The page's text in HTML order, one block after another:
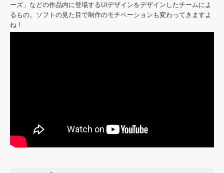
ーズ」などの作品内に登場するUIデザインをデザインしたチームによ
るもの。ソフトの見た目で制作のモチベーションも変わってきますよ
ね！